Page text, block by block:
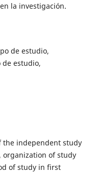
la investigación.
de estudio,
estudio,
the independent study
organization of study
of study in first